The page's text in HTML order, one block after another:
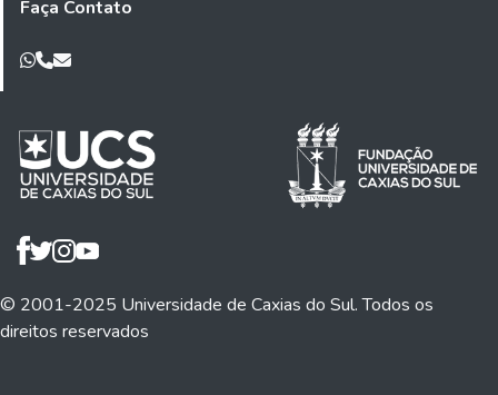
Faça Contato
© 2001-2025 Universidade de Caxias do Sul. Todos os
direitos reservados